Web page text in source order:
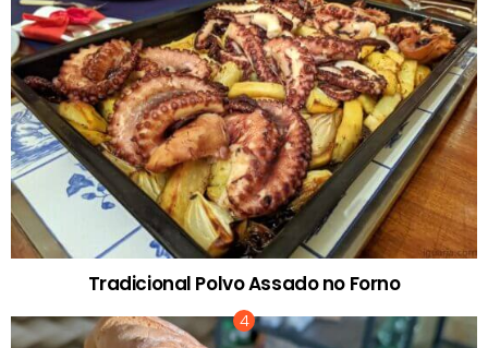
Tradicional Polvo Assado no Forno